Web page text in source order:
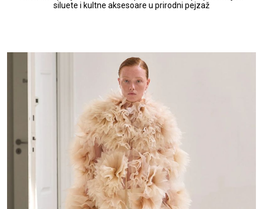
siluete i kultne aksesoare u prirodni pejzaž